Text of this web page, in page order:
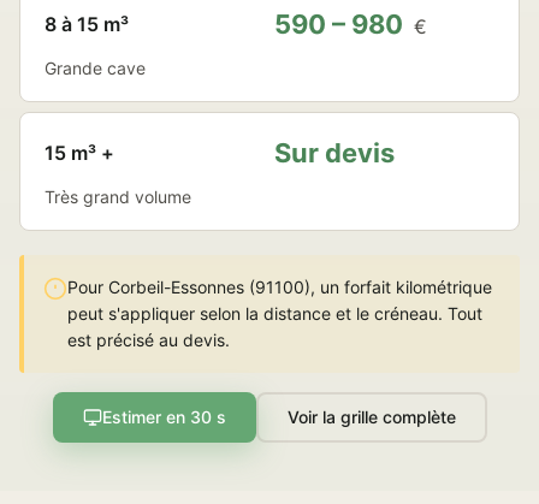
8 à 15 m³ 590 – 980 €
Grande cave
15 m³ + Sur devis
Très grand volume
Pour Corbeil-Essonnes (91100), un forfait kilométrique
peut s'appliquer selon la distance et le créneau. Tout
est précisé au devis.
Estimer en 30 s Voir la grille complète